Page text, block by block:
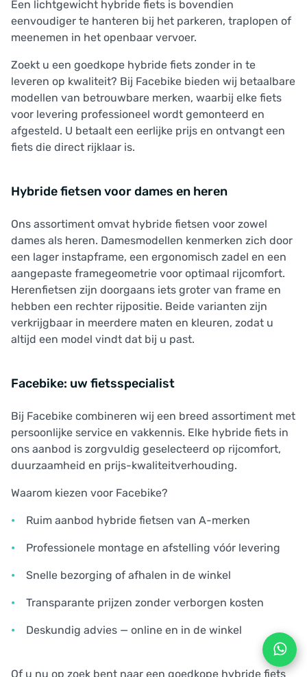
Een lichtgewicht hybride fiets is bovendien
eenvoudiger te hanteren bij het parkeren, traplopen of
meenemen in het openbaar vervoer.
Zoekt u een goedkope hybride fiets zonder in te
leveren op kwaliteit? Bij Facebike bieden wij betaalbare
modellen van betrouwbare merken, waarbij elke fiets
voor levering professioneel wordt gemonteerd en
afgesteld. U betaalt een eerlijke prijs en ontvangt een
fiets die direct rijklaar is.
Hybride fietsen voor dames en heren
Ons assortiment omvat hybride fietsen voor zowel
dames als heren. Damesmodellen kenmerken zich door
een lager instapframe, een ergonomisch zadel en een
aangepaste framegeometrie voor optimaal rijcomfort.
Herenfietsen zijn doorgaans iets groter van frame en
hebben een rechter rijpositie. Beide varianten zijn
verkrijgbaar in meerdere maten en kleuren, zodat u
altijd een model vindt dat bij u past.
Facebike: uw fietsspecialist
Bij Facebike combineren wij een breed assortiment met
persoonlijke service en vakkennis. Elke hybride fiets in
ons aanbod is zorgvuldig geselecteerd op rijcomfort,
duurzaamheid en prijs-kwaliteitverhouding.
Waarom kiezen voor Facebike?
Ruim aanbod hybride fietsen van A-merken
Professionele montage en afstelling vóór levering
Snelle bezorging of afhalen in de winkel
Transparante prijzen zonder verborgen kosten
Deskundig advies — online en in de winkel
Of u nu op zoek bent naar een goedkope hybride fiets